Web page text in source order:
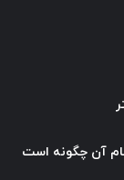
آن چگونه است